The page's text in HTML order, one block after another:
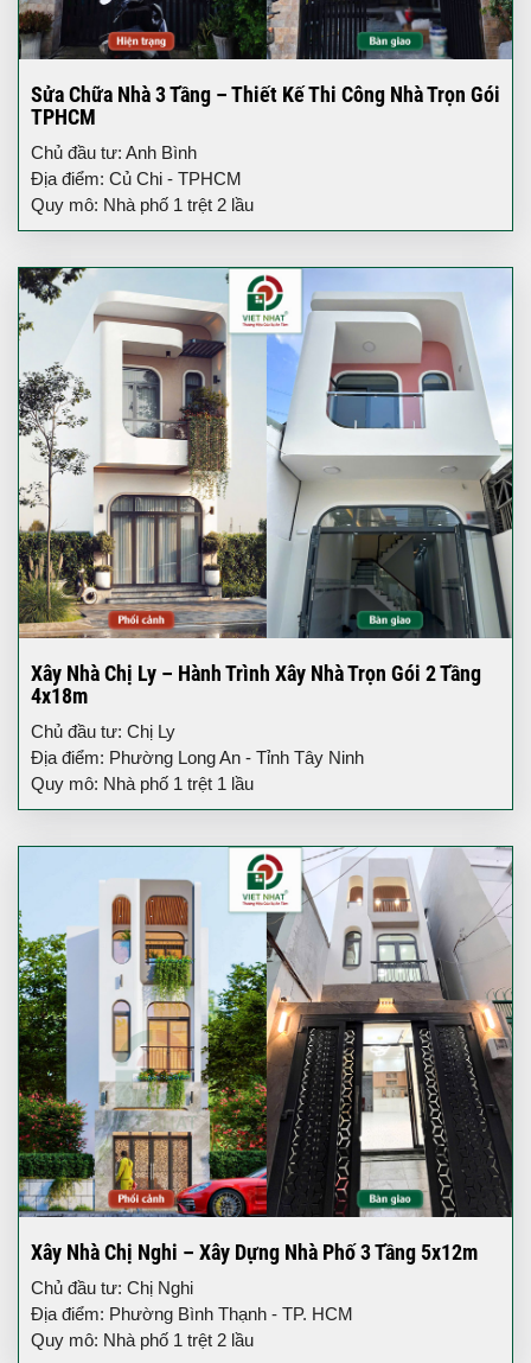
Sửa Chữa Nhà 3 Tầng – Thiết Kế Thi Công Nhà Trọn Gói
TPHCM
Chủ đầu tư: Anh Bình
Địa điểm: Củ Chi - TPHCM
Quy mô: Nhà phố 1 trệt 2 lầu
Xây Nhà Chị Ly – Hành Trình Xây Nhà Trọn Gói 2 Tầng
4x18m
Chủ đầu tư: Chị Ly
Địa điểm: Phường Long An - Tỉnh Tây Ninh
Quy mô: Nhà phố 1 trệt 1 lầu
Xây Nhà Chị Nghi – Xây Dựng Nhà Phố 3 Tầng 5x12m
Chủ đầu tư: Chị Nghi
Địa điểm: Phường Bình Thạnh - TP. HCM
Quy mô: Nhà phố 1 trệt 2 lầu